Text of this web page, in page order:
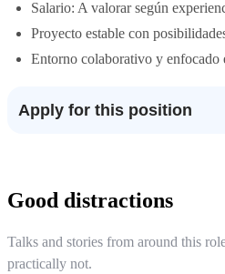
Salario: A valorar según
Proyecto estable con
Entorno colaborativo y enfocado
Apply for this position
Good distractions
Talks and stories from around this
practically not.